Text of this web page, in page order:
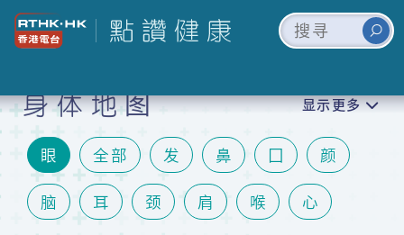
身体地图
全部 发
眼 鼻 囗 颜
脑 耳 颈 肩 喉 心
显示更多